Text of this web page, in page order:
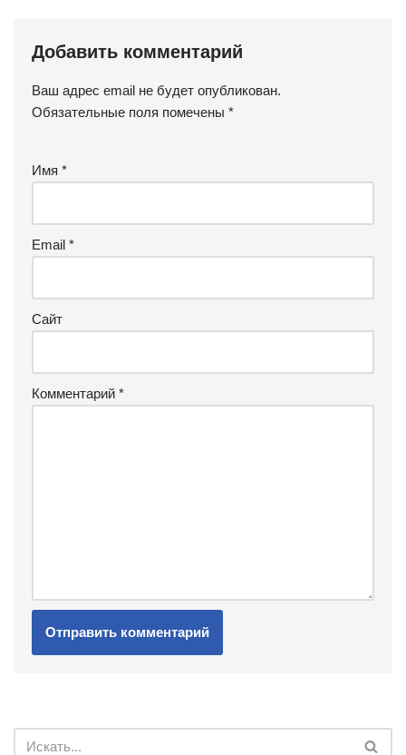
Добавить комментарий
Ваш адрес email не будет опубликован.
Обязательные поля помечены *
Имя *
Email *
Сайт
Комментарий *